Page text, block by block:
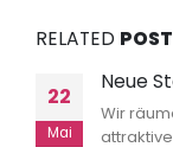
RELATED
22
Mai
Neue
Wir